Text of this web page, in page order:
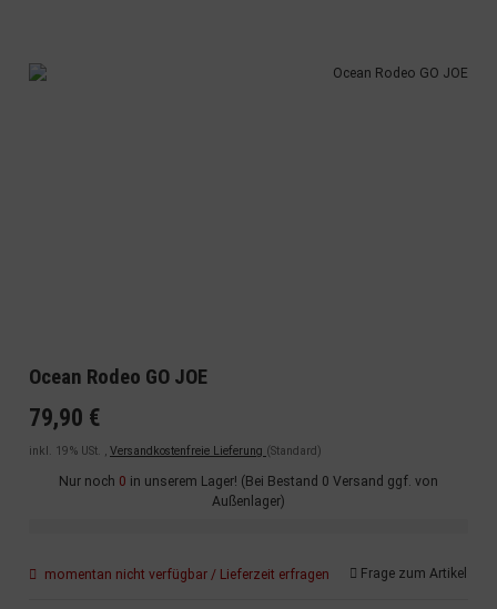
Ocean Rodeo GO JOE
79,90 €
inkl. 19% USt. , Versandkostenfreie Lieferung (Standard)
Nur noch 0 in unserem Lager! (Bei Bestand 0 Versand ggf. von
Außenlager)
momentan nicht verfügbar / Lieferzeit erfragen Frage zum Artikel